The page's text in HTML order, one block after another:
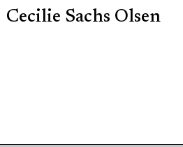
Cecilie Sachs Olsen